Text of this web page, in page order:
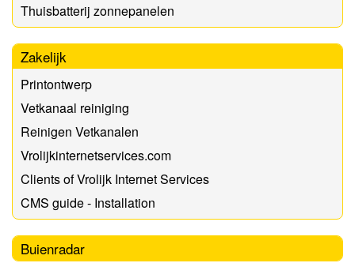
Thuisbatterij zonnepanelen
Zakelijk
Printontwerp
Vetkanaal reiniging
Reinigen Vetkanalen
Vrolijkinternetservices.com
Clients of Vrolijk Internet Services
CMS guide - Installation
Buienradar